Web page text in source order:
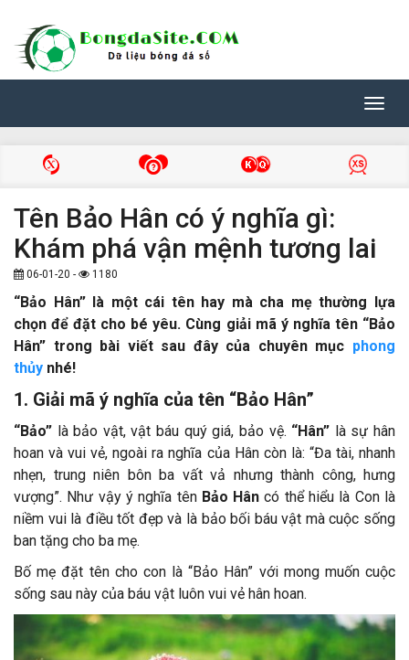
Tên Bảo Hân có ý nghĩa gì:
Khám phá vận mệnh tương lai
06-01-20 - 1180
“Bảo Hân” là một cái tên hay mà cha mẹ thường lựa
chọn để đặt cho bé yêu. Cùng giải mã ý nghĩa tên “Bảo
Hân” trong bài viết sau đây của chuyên mục phong
thủy nhé!
1. Giải mã ý nghĩa của tên “Bảo Hân”
“Bảo” là bảo vật, vật báu quý giá, bảo vệ. “Hân” là sự hân
hoan và vui vẻ, ngoài ra nghĩa của Hân còn là: “Đa tài, nhanh
nhẹn, trung niên bôn ba vất vả nhưng thành công, hưng
vượng”. Như vậy ý nghĩa tên Bảo Hân có thể hiểu là Con là
niềm vui là điều tốt đẹp và là bảo bối báu vật mà cuộc sống
ban tặng cho ba mẹ.
Bố mẹ đặt tên cho con là “Bảo Hân” với mong muốn cuộc
sống sau này của báu vật luôn vui vẻ hân hoan.